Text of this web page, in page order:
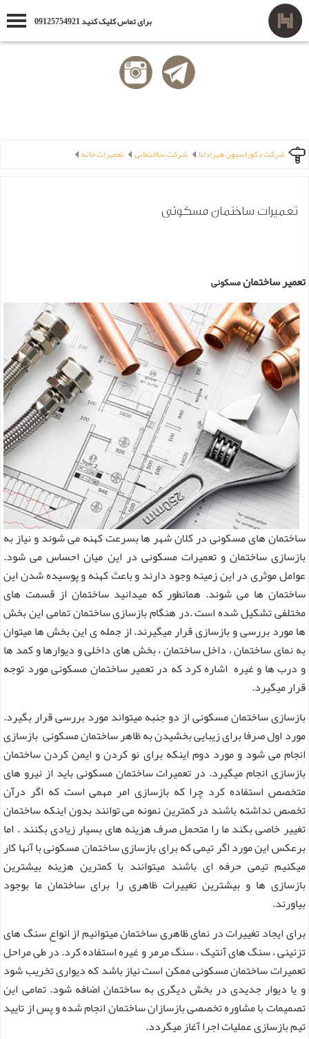
برای تماس کلیک کنید 09125754921
شرکت دکوراسیون هیرادانا شرکت ساختمانی تعمیرات خانه
تعمیرات ساختمان مسکونی
تعمیر ساختمانمسکونی
ساختمان های مسکونی در کلان شهر ها بسرعت کهنه می شوند و نیاز به
بازسازی ساختمان و تعمیرات مسکونی در این میان احساس می شود.
عوامل موثری در این زمینه وجود دارند و باعث کهنه و پوسیده شدن این
ساختمان ها می شوند. همانطور که میدانید ساختمان از قسمت های
مختلفی تشکیل شده است .در هنگام بازسازی ساختمان تمامی این بخش
ها مورد بررسی و بازسازی قرار میگیرند. از جمله ی این بخش ها میتوان
به نمای ساختمان ، داخل ساختمان ، بخش های داخلی و دیوارها و کمد ها
و درب ها و غیره اشاره کرد که در تعمیر ساختمان مسکونی مورد توجه
قرار میگیرد.
بازسازی ساختمان مسکونی از دو جنبه میتواند مورد بررسی قرار بگیرد.
مورد اول صرفا برای زیبایی بخشیدن به ظاهر ساختمان مسکونی بازسازی
انجام می شود و مورد دوم اینکه برای نو کردن و ایمن کردن ساختمان
بازسازی انجام میگیرد. در تعمیرات ساختمان مسکونی باید از نیرو های
متخصص استفاده کرد چرا که بازسازی امر مهمی است که اگر درآن
تخصص نداشته باشند در کمترین نمونه می توانند بدون اینکه ساختمان
تغییر خاصی بکند ما را متحمل صرف هزینه های بسیار زیادی بکنند . اما
برعکس این مورد اگر تیمی که برای بازسازی ساختمان مسکونی با آنها کار
میکنیم تیمی حرفه ای باشند میتوانند با کمترین هزینه بیشترین
بازسازی ها و بیشترین تغییرات ظاهری را برای ساختمان ما بوجود
بیاورند.
برای ایجاد تغییرات در نمای ظاهری ساختمان میتوانیم از انواع سنگ های
تزئینی ، سنگ های آنتیک ، سنگ مرمر و غیره استفاده کرد. در طی مراحل
تعمیرات ساختمان مسکونی ممکن است نیاز باشد که دیواری تخریب شود
و یا دیوار جدیدی در بخش دیگری به ساختمان اضافه شود. تمامی این
تصمیمات با مشاوره تخصصی بازسازان ساختمان انجام شده و پس از تایید
تیم بازسازی عملیات اجرا آغاز میگردد.